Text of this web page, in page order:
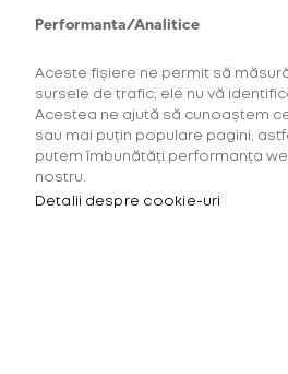
British American Tobacco
București Sectorul 1, Șoseaua
Bucharest Business Park,
Performanta/Analitice
Aceste fișiere ne permit să
sursele de trafic; ele nu vă
Acestea ne ajută să cunoaștem
sau mai puțin populare pagini,
putem îmbunătăți performanța
nostru.
Detalii despre cookie-uri